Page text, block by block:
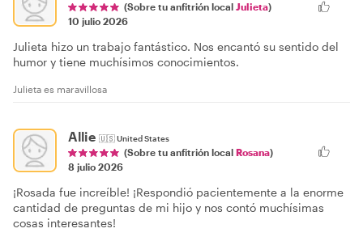
(Sobre tu anfitrión local Julieta)
10 julio 2026
Julieta hizo un trabajo fantástico. Nos encantó su sentido del
humor y tiene muchísimos conocimientos.
Julieta es maravillosa
Allie 🇺🇸United States
(Sobre tu anfitrión local Rosana)
8 julio 2026
¡Rosada fue increíble! ¡Respondió pacientemente a la enorme
cantidad de preguntas de mi hijo y nos contó muchísimas
cosas interesantes!